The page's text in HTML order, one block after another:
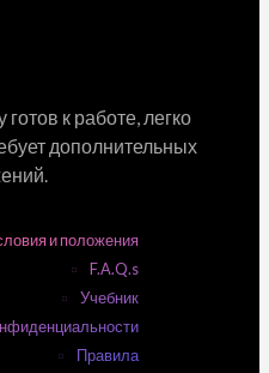
к работе, легко
дополнительных
и положения
F.A.Q.s
Учебник
Правила